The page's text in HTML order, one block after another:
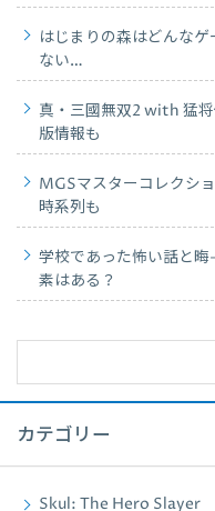
はじまりの森はどんな
ない…
真・三國無双2 with 猛
版情報も
MGSマスターコレクシ
時系列も
学校であった怖い話と
素はある？
カテゴリー
Skul: The Hero Slayer